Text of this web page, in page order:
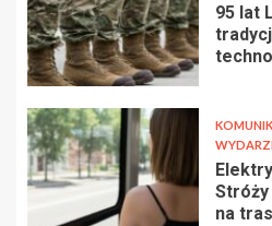
95 lat
Stróży
na